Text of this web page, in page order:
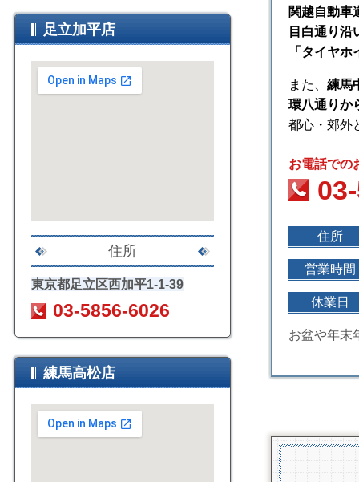
関越自動車
目白通り沿
「タイヤ
また、 練馬
環八通りか
都心・郊外
お電話での
住所
営業時間
休業日
お盆や年末
足立加平店
住所
東京都足立区西加平1-1-39
03-5856-6026
練馬高松店